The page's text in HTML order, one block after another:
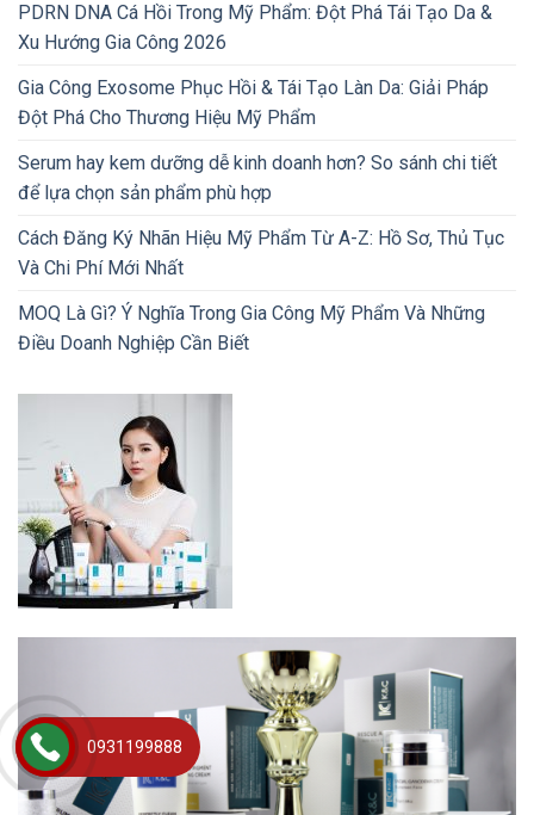
PDRN DNA Cá Hồi Trong Mỹ Phẩm: Đột Phá Tái Tạo Da &
Xu Hướng Gia Công 2026
Gia Công Exosome Phục Hồi & Tái Tạo Làn Da: Giải Pháp
Đột Phá Cho Thương Hiệu Mỹ Phẩm
Serum hay kem dưỡng dễ kinh doanh hơn? So sánh chi tiết
để lựa chọn sản phẩm phù hợp
Cách Đăng Ký Nhãn Hiệu Mỹ Phẩm Từ A-Z: Hồ Sơ, Thủ Tục
Và Chi Phí Mới Nhất
MOQ Là Gì? Ý Nghĩa Trong Gia Công Mỹ Phẩm Và Những
Điều Doanh Nghiệp Cần Biết
0931199888